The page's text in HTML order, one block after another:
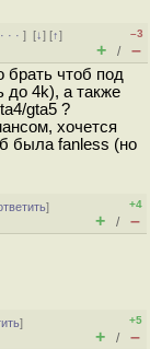
· · ·][↓] [↑]
–3
+ / –
брать чтоб под
до 4k), а также
gta5 ?
хочется
была fanless (но
]
+4
+ / –
]
+5
+ / –